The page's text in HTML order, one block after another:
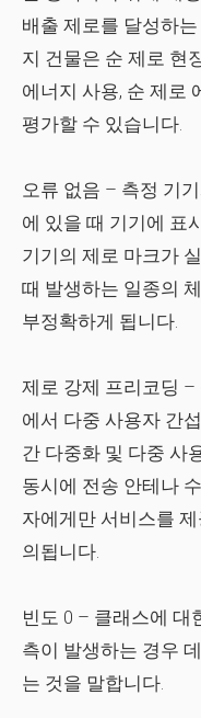
배출 제로를 달성하
지 건물은 순 제로 현
에너지 사용, 순 제로
평가할 수 있습니다.
오류 없음 – 측정 기
에 있을 때 기기에 표
기기의 제로 마크가
때 발생하는 일종의
부정확하게 됩니다.
제로 강제 프리코딩 –
에서 다중 사용자 간
간 다중화 및 다중 사
동시에 전송 안테나
자에게만 서비스를
의됩니다.
빈도 0 – 클래스에 대
측이 발생하는 경우
는 것을 말합니다.